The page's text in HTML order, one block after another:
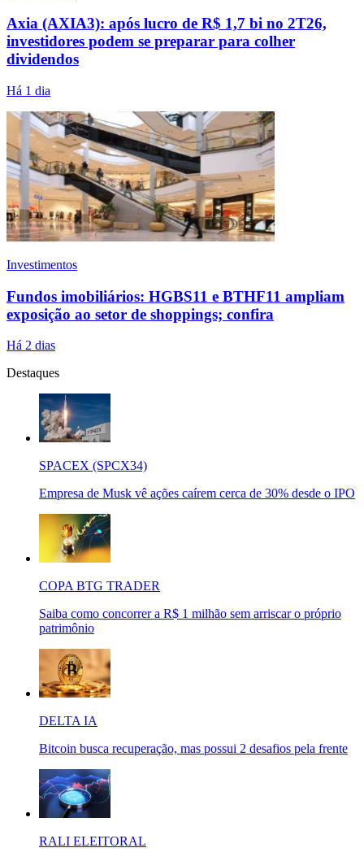
Axia (AXIA3): após lucro de R$ 1,7 bi no 2T26,
investidores podem se preparar para colher
dividendos
Há 1 dia
Investimentos
Fundos imobiliários: HGBS11 e BTHF11 ampliam
exposição ao setor de shoppings; confira
Há 2 dias
Destaques
SPACEX (SPCX34)
Empresa de Musk vê ações caírem cerca de 30% desde o IPO
COPA BTG TRADER
Saiba como concorrer a R$ 1 milhão sem arriscar o próprio
patrimônio
DELTA IA
Bitcoin busca recuperação, mas possui 2 desafios pela frente
RALI ELEITORAL